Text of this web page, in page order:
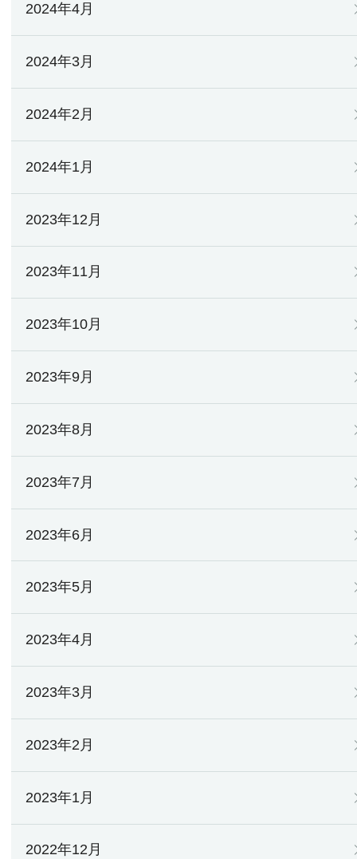
2024年4月
2024年3月
2024年2月
2024年1月
2023年12月
2023年11月
2023年10月
2023年9月
2023年8月
2023年7月
2023年6月
2023年5月
2023年4月
2023年3月
2023年2月
2023年1月
2022年12月